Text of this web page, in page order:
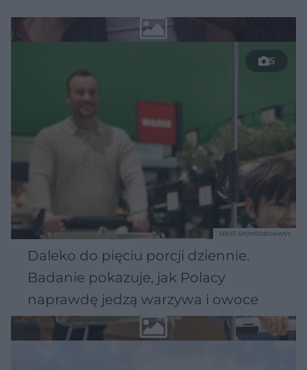
5
Daleko do pięciu porcji dziennie.
Badanie pokazuje, jak Polacy
naprawdę jedzą warzywa i owoce
TEKST SPONSOROWANY